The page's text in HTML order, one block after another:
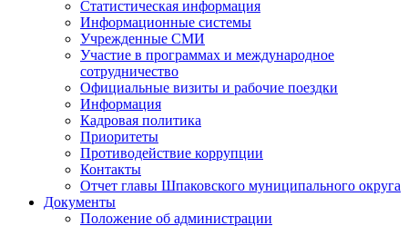
Статистическая информация
Информационные системы
Учрежденные СМИ
Участие в программах и международное
сотрудничество
Официальные визиты и рабочие поездки
Информация
Кадровая политика
Приоритеты
Противодействие коррупции
Контакты
Отчет главы Шпаковского муниципального округа
Документы
Положение об администрации